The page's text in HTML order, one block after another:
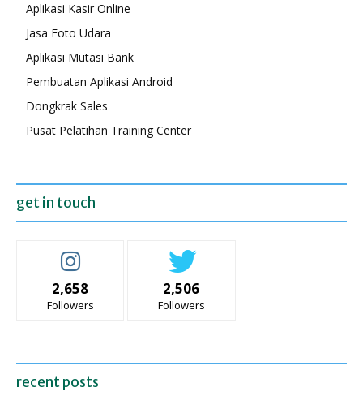
Aplikasi Kasir Online
Jasa Foto Udara
Aplikasi Mutasi Bank
Pembuatan Aplikasi Android
Dongkrak Sales
Pusat Pelatihan Training Center
get in touch
2,658
Followers
2,506
Followers
recent posts